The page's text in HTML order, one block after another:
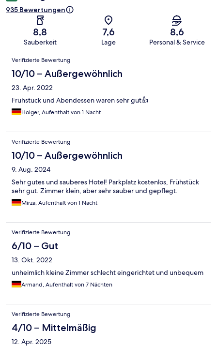
935 Bewertungen
8,8
Sauberkeit
7,6
Lage
8,6
Personal & Service
Bewertungen
Verifizierte Bewertung
10/10 – Außergewöhnlich
23. Apr. 2022
Frühstück und Abendessen waren sehr gut👍
Holger, Aufenthalt von 1 Nacht
Verifizierte Bewertung
10/10 – Außergewöhnlich
9. Aug. 2024
Sehr gutes und sauberes Hotel! Parkplatz kostenlos, Frühstück
sehr gut. Zimmer klein, aber sehr sauber und gepflegt.
Mirza, Aufenthalt von 1 Nacht
Verifizierte Bewertung
6/10 – Gut
13. Okt. 2022
unheimlich kleine Zimmer schlecht eingerichtet und unbequem
Armand, Aufenthalt von 7 Nächten
Verifizierte Bewertung
4/10 – Mittelmäßig
12. Apr. 2025